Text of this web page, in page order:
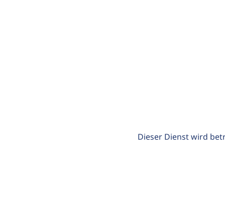
Dieser Dienst wird